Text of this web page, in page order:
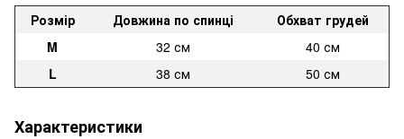
Розмір
Довжина по спинці
Обхват грудей
M
32 см
40 см
L
38 см 50 см
Характеристики